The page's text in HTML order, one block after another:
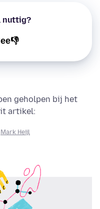
nuttig?
geholpen bij het
artikel:
Mark Heijl